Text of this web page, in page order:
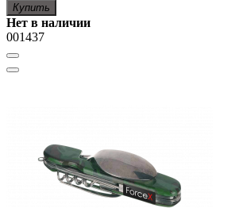
Купить
Нет в наличии
001437